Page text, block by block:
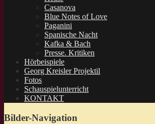
Casanova
Blue Notes of Love
Paganini
Spanische Nacht
Kafka & Bach
Presse. Kritiken
Hörbeispiele
Georg Kreisler Projektil
Fotos
Schauspielunterricht
KONTAKT
Bilder-Navigation